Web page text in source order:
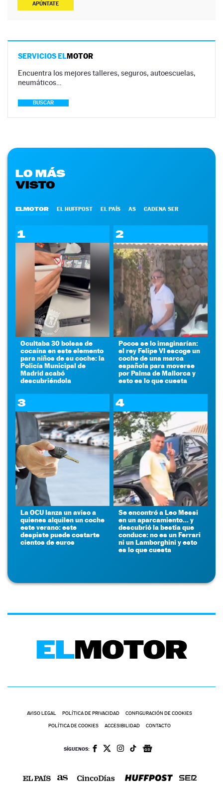
APÚNTATE
SERVICIOS ELMOTOR
Encuentra los mejores talleres, seguros, autoescuelas,
neumáticos…
BUSCAR
LO MÁS
VISTO
ELMOTOR EL HUFFPOST EL PAÍS AS CADENA SER
1
Ocultaba 30 bolsas de
cocaína en este elemento
para niños de su coche: la
Policía Municipal de
Madrid acabó
descubriéndola
2
Pocos se lo imaginarían:
el rey Felipe VI escoge un
coche de una marca
española para moverse
por Palma de Mallorca y
esto es lo que cuesta
3
La OCU lanza un aviso a
quienes alquilen un coche
este verano: este
despiste puede costarte
cientos de euros
4
Se encontró a Leo Messi
en un aparcamiento... y
descubrió la bestia que
conduce: no es un Ferrari
ni un Lamborghini y esto
es lo que cuesta
AVISO LEGAL POLÍTICA DE PRIVACIDAD CONFIGURACIÓN DE COOKIES
POLÍTICA DE COOKIES ACCESIBILIDAD CONTACTO
SÍGUENOS: